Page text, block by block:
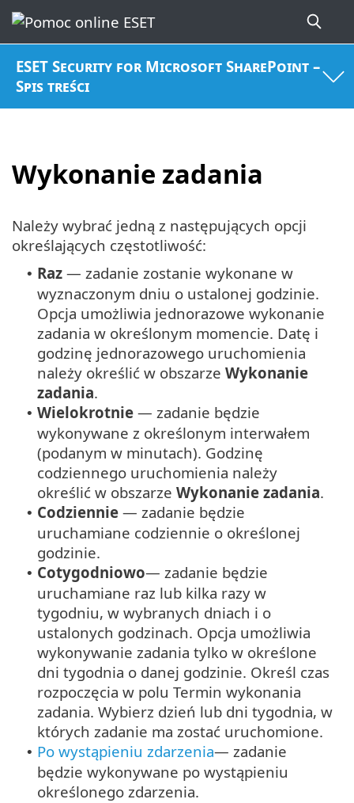
ESET Security for Microsoft SharePoint –
Spis treści
Wykonanie zadania
Należy wybrać jedną z następujących opcji
określających częstotliwość:
• Raz — zadanie zostanie wykonane w
wyznaczonym dniu o ustalonej godzinie.
Opcja umożliwia jednorazowe wykonanie
zadania w określonym momencie. Datę i
godzinę jednorazowego uruchomienia
należy określić w obszarze Wykonanie
zadania.
• Wielokrotnie — zadanie będzie
wykonywane z określonym interwałem
(podanym w minutach). Godzinę
codziennego uruchomienia należy
określić w obszarze Wykonanie zadania.
• Codziennie — zadanie będzie
uruchamiane codziennie o określonej
godzinie.
• Cotygodniowo— zadanie będzie
uruchamiane raz lub kilka razy w
tygodniu, w wybranych dniach i o
ustalonych godzinach. Opcja umożliwia
wykonywanie zadania tylko w określone
dni tygodnia o danej godzinie. Określ czas
rozpoczęcia w polu Termin wykonania
zadania. Wybierz dzień lub dni tygodnia, w
których zadanie ma zostać uruchomione.
• Po wystąpieniu zdarzenia— zadanie
będzie wykonywane po wystąpieniu
określonego zdarzenia.